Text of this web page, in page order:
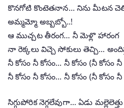
కొనగోటి కొంటెతనాన… నిను మీటన
అమ్మమ్మో అబ్బబ్బో..!
ఆ ముచ్చట తీరంగ… నీ మెళ్లొ హారంగ
నా రెక్కలు విచ్చె సోకులు తెచ్చి…
నీ కోసం నీ కోసం… నీ కోసం (నీ కోసం నీ
నీ కోసం నీ కోసం… నీ కోసం (నీ కోసం నీ
సిగ్గుపోరిక నెగ్గలేవుగా… ఏడు